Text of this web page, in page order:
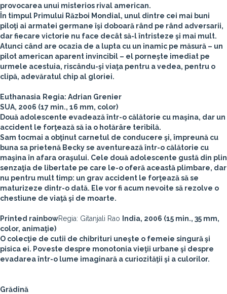
provocarea unui misterios rival american.
În timpul Primului Război Mondial, unul dintre cei mai buni
piloţi ai armatei germane îşi doboară rând pe rând adversarii,
dar fiecare victorie nu face decât să-l întristeze şi mai mult.
Atunci când are ocazia de a lupta cu un inamic pe măsură – un
pilot american aparent invincibil – el porneşte imediat pe
urmele acestuia, riscându-şi viaţa pentru a vedea, pentru o
clipă, adevăratul chip al gloriei.
Euthanasia Regia: Adrian Grenier
SUA, 2006 (17 min., 16 mm, color)
Două adolescente evadează într-o călătorie cu maşina, dar un
accident le forţează să ia o hotărâre teribilă.
Sam tocmai a obţinut carnetul de conducere şi, împreună cu
buna sa prietenă Becky se aventurează într-o călătorie cu
maşina în afara oraşului. Cele două adolescente gustă din plin
senzaţia de libertate pe care le-o oferă această plimbare, dar
nu pentru mult timp: un grav accident le forţează să se
maturizeze dintr-o dată. Ele vor fi acum nevoite să rezolve o
chestiune de viaţă şi de moarte.
Printed rainbowRegia: Gitanjali Rao
India, 2006 (15 min., 35 mm,
color, animaţie)
O colecţie de cutii de chibrituri uneşte o femeie singură şi
pisica ei. Poveste despre monotonia vieţii urbane şi despre
evadarea într-o lume imaginară a curiozităţii şi a culorilor.
Grădină